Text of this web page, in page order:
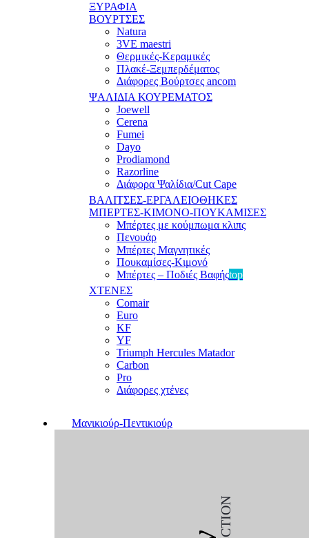
ΞΥΡΑΦΙΑ
ΒΟΥΡΤΣΕΣ
Natura
3VE maestri
Θερμικές-Κεραμικές
Πλακέ-Ξεμπερδέματος
Διάφορες Βούρτσες ancom
ΨΑΛΙΔΙΑ ΚΟΥΡΕΜΑΤΟΣ
Joewell
Cerena
Fumei
Dayo
Prodiamond
Razorline
Διάφορα Ψαλίδια/Cut Cape
ΒΑΛΙΤΣΕΣ-ΕΡΓΑΛΕΙΟΘΗΚΕΣ
ΜΠΕΡΤΕΣ-ΚΙΜΟΝΟ-ΠΟΥΚΑΜΙΣΕΣ
Μπέρτες με κούμπωμα κλιπς
Πενουάρ
Μπέρτες Μαγνητικές
Πουκαμίσες-Κιμονό
Μπέρτες – Ποδιές Βαφήςtop
ΧΤΕΝΕΣ
Comair
Euro
KF
YF
Triumph Hercules Matador
Carbon
Pro
Διάφορες χτένες
Μανικιούρ-Πεντικιούρ